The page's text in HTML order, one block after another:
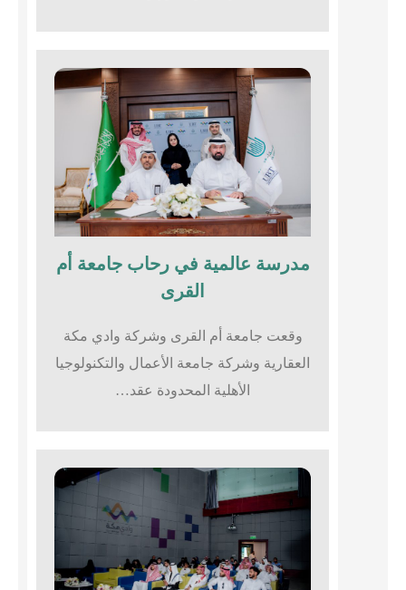
مدرسة عالمية في رحاب جامعة أم
القرى​
وقعت جامعة أم القرى وشركة وادي مكة
العقارية وشركة جامعة الأعمال والتكنولوجيا
الأهلية المحدودة عقد…